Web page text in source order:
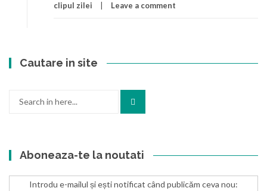
clipul zilei Leave a comment
Cautare in site
Aboneaza-te la noutati
Introdu e-mailul și ești notificat când publicăm ceva nou: